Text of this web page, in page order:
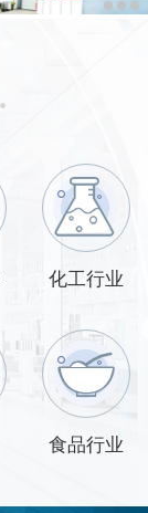
化工行业
食品行业